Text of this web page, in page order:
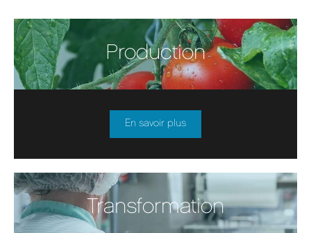
Production
En savoir plus
Transformation